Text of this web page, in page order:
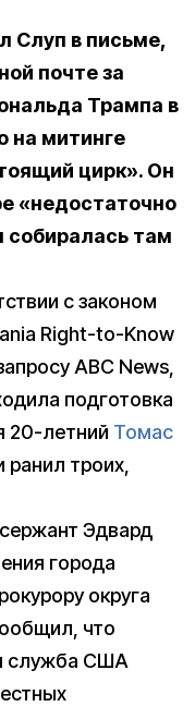
Слуп в письме,
почте за
Трампа в
на митинге
цирк». Он
«недостаточно
собиралась там
с законом
Right-to-Know
ABC News,
подготовка
20-летний Томас
ранил троих,
Эдвард
города
округа
что
служба США